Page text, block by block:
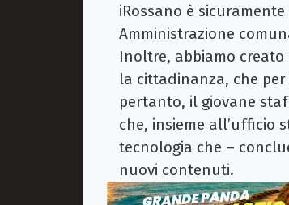
iRossano è
Amministrazione
Inoltre, abbiamo
la cittadinanza, che
pertanto, il giovane
che, insieme all’ufficio
tecnologia che –
nuovi contenuti.